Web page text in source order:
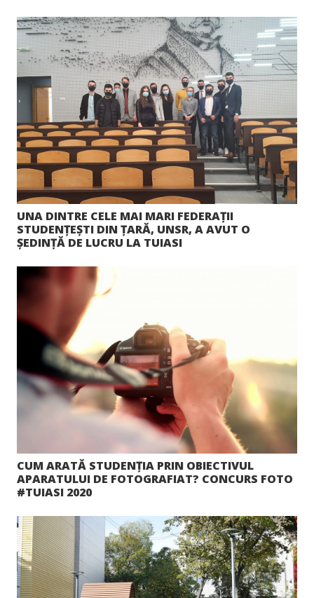
UNA DINTRE CELE MAI MARI FEDERAȚII
STUDENȚEȘTI DIN ȚARĂ, UNSR, A AVUT O
ȘEDINȚĂ DE LUCRU LA TUIASI
CUM ARATĂ STUDENȚIA PRIN OBIECTIVUL
APARATULUI DE FOTOGRAFIAT? CONCURS FOTO
#TUIASI 2020